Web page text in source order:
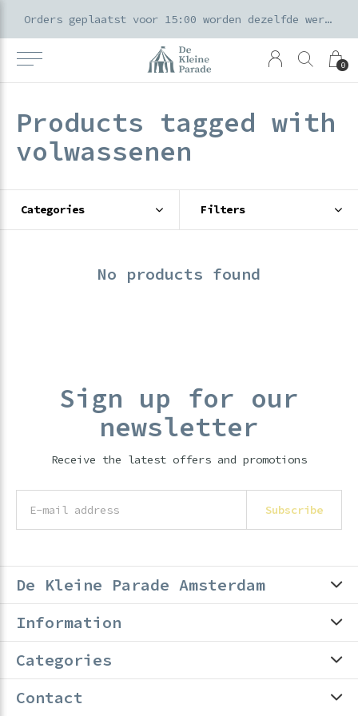
0
Orders geplaatst voor 15:00 worden dezelfde werkdag verzonden
Products tagged with
volwassenen
Categories Filters
No products found
Sign up for our
newsletter
Receive the latest offers and promotions
Subscribe
De Kleine Parade Amsterdam
Information
Categories
Contact